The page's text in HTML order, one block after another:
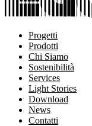
Progetti
Prodotti
Chi Siamo
Sostenibilità
Services
Light Stories
Download
News
Contatti